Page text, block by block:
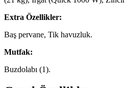
Extra Özellikler:
Baş pervane, Tik havuzluk.
Mutfak:
Buzdolabı (1).